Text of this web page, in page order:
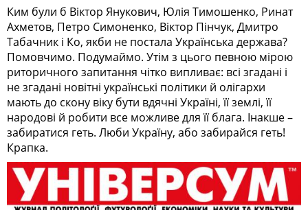
Ким були б Віктор Янукович, Юлія Тимошенко, Ринат
Ахметов, Петро Симоненко, Віктор Пінчук, Дмитро
Табачник і Ко, якби не постала Українська держава?
Помовчимо. Подумаймо. Утім з цього певною мірою
риторичного запитання чітко випливає: всі згадані і
не згадані новітні українські політики й олігархи
мають до скону віку бути вдячні Україні, її землі, її
народові й робити все можливе для її блага. Інакше –
забиратися геть. Люби Україну, або забирайся геть!
Крапка.